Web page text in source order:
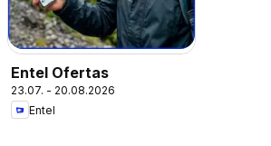
Entel Ofertas
23.07. - 20.08.2026
Entel